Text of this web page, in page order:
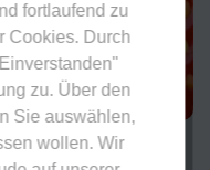
fortlaufend zu
Cookies. Durch
zu. Über den
Sie auswählen,
wollen. Wir